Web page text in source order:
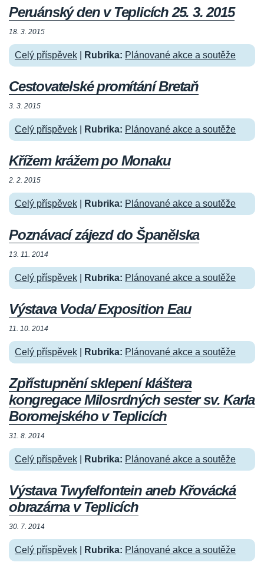
Peruánský den v Teplicích 25. 3. 2015
18. 3. 2015
Celý příspěvek Rubrika: Plánované akce a soutěže
Cestovatelské promítání Bretaň
3. 3. 2015
Celý příspěvek Rubrika: Plánované akce a soutěže
Křížem krážem po Monaku
2. 2. 2015
Celý příspěvek Rubrika: Plánované akce a soutěže
Poznávací zájezd do Španělska
13. 11. 2014
Celý příspěvek Rubrika: Plánované akce a soutěže
Výstava Voda/ Exposition Eau
11. 10. 2014
Celý příspěvek Rubrika: Plánované akce a soutěže
Zpřístupnění sklepení kláštera
kongregace Milosrdných sester sv. Karla
Boromejského v Teplicích
31. 8. 2014
Celý příspěvek Rubrika: Plánované akce a soutěže
Výstava Twyfelfontein aneb Křovácká
obrazárna v Teplicích
30. 7. 2014
Celý příspěvek Rubrika: Plánované akce a soutěže